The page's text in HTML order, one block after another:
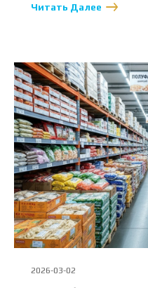
Читать Далее
2026-03-02